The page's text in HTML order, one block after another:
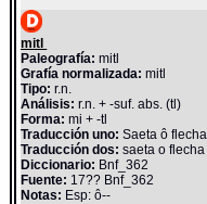
mitl
Paleografía: mitl
Grafía normalizada: mitl
Tipo: r.n.
Análisis: r.n. + -suf. abs. (tl)
Forma: mi + -tl
Traducción uno: Saeta ô flecha
Traducción dos: saeta o flecha
Diccionario: Bnf_362
Fuente: 17?? Bnf_362
Notas: Esp: ô--